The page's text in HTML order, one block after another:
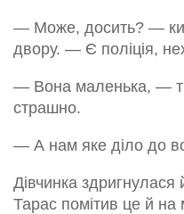
— Може, досить? —
двору. — Є поліція,
— Вона маленька, —
страшно.
— А нам яке діло до
Дівчинка
Тарас помітив це й на